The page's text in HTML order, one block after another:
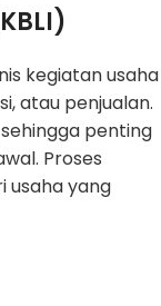
kegiatan usaha
atau penjualan.
sehingga penting
Proses
usaha yang